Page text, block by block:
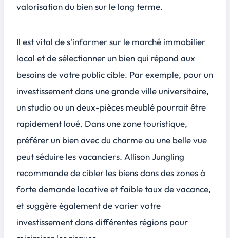
valorisation du bien sur le long terme.
Il est vital de s'informer sur le marché immobilier
local et de sélectionner un bien qui répond aux
besoins de votre public cible. Par exemple, pour un
investissement dans une grande ville universitaire,
un studio ou un deux-pièces meublé pourrait être
rapidement loué. Dans une zone touristique,
préférer un bien avec du charme ou une belle vue
peut séduire les vacanciers. Allison Jungling
recommande de cibler les biens dans des zones à
forte demande locative et faible taux de vacance,
et suggère également de varier votre
investissement dans différentes régions pour